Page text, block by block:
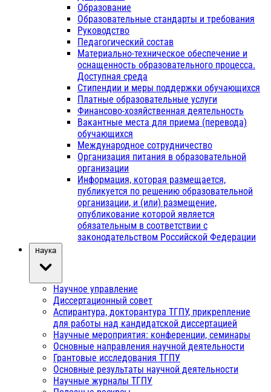
Образование
Образовательные стандарты и требования
Руководство
Педагогический состав
Материально-техническое обеспечение и
оснащенность образовательного процесса.
Доступная среда
Стипендии и меры поддержки обучающихся
Платные образовательные услуги
Финансово-хозяйственная деятельность
Вакантные места для приема (перевода)
обучающихся
Международное сотрудничество
Организация питания в образовательной
организации
Информация, которая размещается,
публикуется по решению образовательной
организации, и (или) размещение,
опубликование которой является
обязательным в соответствии с
законодательством Российской Федерации
Наука
Научное управление
Диссертационный совет
Аспирантура, докторантура ТГПУ, прикрепление
для работы над кандидатской диссертацией
Научные мероприятия: конференции, семинары
Основные направления научной деятельности
Грантовые исследования ТГПУ
Основные результаты научной деятельности
Научные журналы ТГПУ